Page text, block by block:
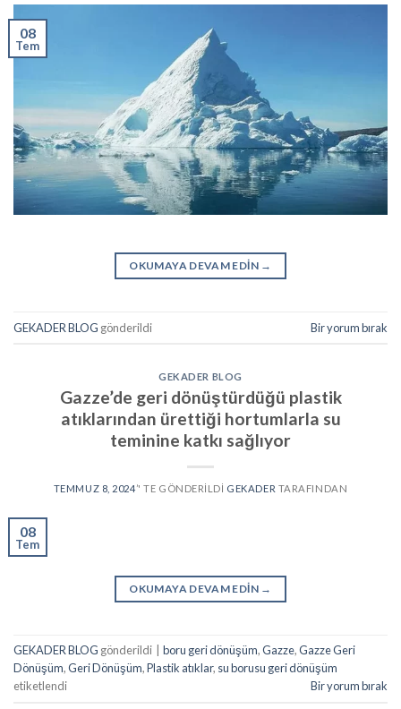
08
Tem
OKUMAYA DEVAM EDIN →
GEKADER BLOG gönderildi Bir yorum bırak
GEKADER BLOG
Gazze’de geri dönüştürdüğü plastik
atıklarından ürettiği hortumlarla su
teminine katkı sağlıyor
TEMMUZ 8, 2024’' TE GÖNDERILDI GEKADER TARAFINDAN
08
Tem
OKUMAYA DEVAM EDIN →
GEKADER BLOG gönderildi boru geri dönüşüm,Gazze,Gazze Geri
Dönüşüm,Geri Dönüşüm,Plastik atıklar, su borusu geri dönüşüm
etiketlendi
Bir yorum bırak